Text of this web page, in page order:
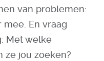
van problemen:
En vraag
Met welke
ze jou zoeken?